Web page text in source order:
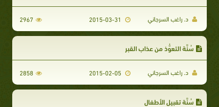
د. راغب السرجاني 2967
سُنَّة التعوُّذ من عذاب القبر
د. راغب السرجاني 2015-02-05
2858
سُنَّة تقبيل الأطفال